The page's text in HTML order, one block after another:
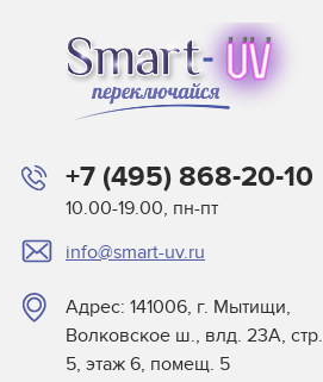
+7 (495) 868-20-10
10.00-19.00, пн-пт
info@smart-uv.ru
Адрес: 141006, г. Мытищи,
Волковское ш., влд. 23А, стр.
5, этаж 6, помещ. 5